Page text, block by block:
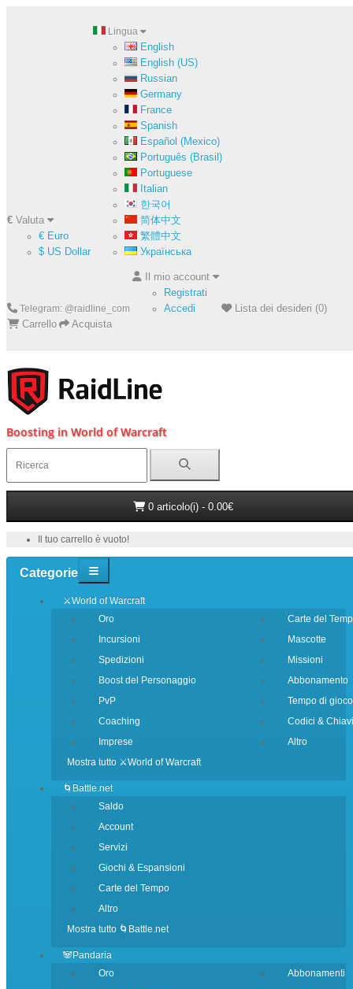
€ Valuta
€ Euro
$ US Dollar
Lingua
English
English (US)
Russian
Germany
France
Spanish
Español (Mexico)
Português (Brasil)
Portuguese
Italian
한국어
简体中文
繁體中文
Українська
Telegram: @raidline_com
Il mio account
Registrati
Accedi
Lista dei desideri (0)
Carrello
Acquista
Boosting in World of Warcraft
0 articolo(i) - 0.00€
Il tuo carrello è vuoto!
Categorie
⚔️World of Warcraft
Oro
Incursioni
Spedizioni
Boost del Personaggio
PvP
Coaching
Imprese
Carte del
Mascotte
Missioni
Abbonamento
Tempo di gioco
Codici & Chiavi
Altro
Mostra tutto ⚔️World of Warcraft
🌀Battle.net
Saldo
Account
Servizi
Giochi & Espansioni
Carte del Tempo
Altro
Mostra tutto 🌀Battle.net
🐼Pandaria
Oro
Abbonamenti